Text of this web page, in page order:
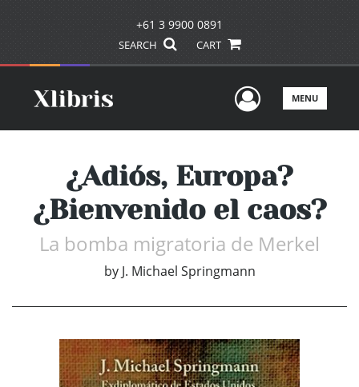
+61 3 9900 0891
SEARCH CART
UserMENU
¿Adiós, Europa?
¿Bienvenido el caos?
La bomba migratoria de Merkel
by J. Michael Springmann